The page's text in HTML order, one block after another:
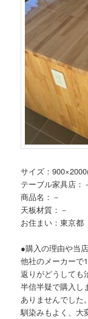
サイズ：
テーブル家具店：
商品名：－
天板材質：－
お住まい：東京
●購入の理由や当
他社のメーカーで
返りがどうしても
半信半疑で購入し
ありませんでした。
馴染みもよく、大